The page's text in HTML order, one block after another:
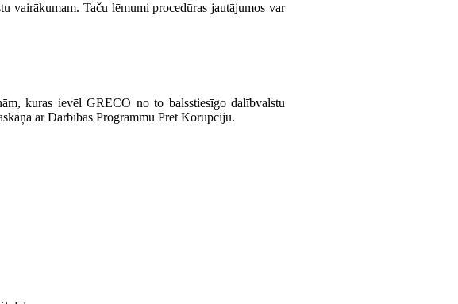
vairākumam. Taču lēmumi procedūras jautājumos var
kuras ievēl GRECO no to balsstiesīgo dalībvalstu
ar Darbības Programmu Pret Korupciju.